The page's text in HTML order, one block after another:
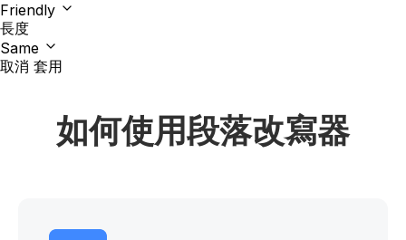
Friendly
長度
Same
取消 套用
如何使用段落改寫器